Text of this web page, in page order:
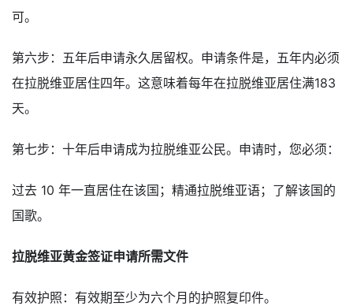
可。
第六步：五年后申请永久居留权。申请条件是，五年内必须
在拉脱维亚居住四年。这意味着每年在拉脱维亚居住满183
天。
第七步：十年后申请成为拉脱维亚公民。申请时，您必须：
过去 10 年一直居住在该国；精通拉脱维亚语；了解该国的
国歌。
拉脱维亚黄金签证申请所需文件
有效护照：有效期至少为六个月的护照复印件。